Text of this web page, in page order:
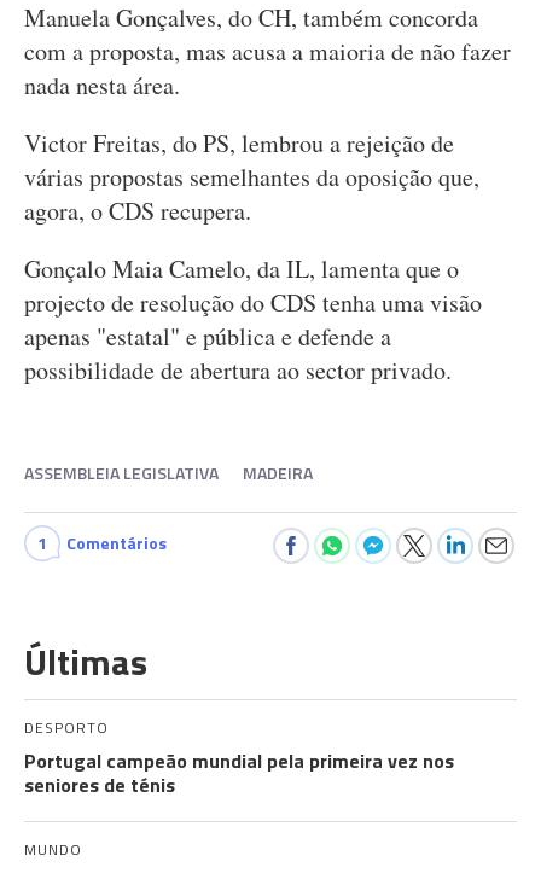
Manuela Gonçalves, do CH, também concorda
com a proposta, mas acusa a maioria de não fazer
nada nesta área.
Victor Freitas, do PS, lembrou a rejeição de
várias propostas semelhantes da oposição que,
agora, o CDS recupera.
Gonçalo Maia Camelo, da IL, lamenta que o
projecto de resolução do CDS tenha uma visão
apenas "estatal" e pública e defende a
possibilidade de abertura ao sector privado.
ASSEMBLEIA LEGISLATIVA MADEIRA
1 Comentários
Últimas
DESPORTO
Portugal campeão mundial pela primeira vez nos
seniores de ténis
MUNDO